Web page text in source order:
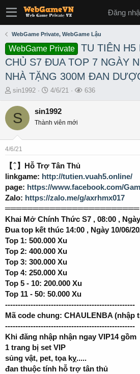
Đăng
WebGame Private, WebGame Lậu
WebGame Private
TU TIÊN H5
CHỦ S7 ĐUA TOP 7 NGÀY
NHÀ TẶNG 300M ĐAN
T
r
e
s
a
t
e
r
sin1992
S
a
t
e
4/6/21
L
636
S sin1992
Thành viên mới
4/6/21
【 ̣̂ 】Hỗ Trợ Tân Thủ
linkgame: http://tutien.vuah5.online/
page: https://www.facebook.com/
Zalo: https://zalo.me/g/axrhmx017
════════════════════════
Khai Mở Chính Thức S7 , 08:00 ,
Đua top kết thúc 14:00 , Ngày 10/06/
Top 1: 500.000 Xu
Top 2: 400.000 Xu
Top 3: 300.000 Xu
Top 4: 250.000 Xu
Top 5 - 10: 200.000 Xu
Top 11 - 50: 50.000 Xu
---------------------------------------------------
Mã code chung: CHAULENBA (nhập
---------------------------------------------------
Khi đăng nhập nhận ngay VIP14 gồm
1 trang bị set VIP
sủng vật, pet, tọa kỵ.....
đan thuộc tính hỗ trợ tân thủ